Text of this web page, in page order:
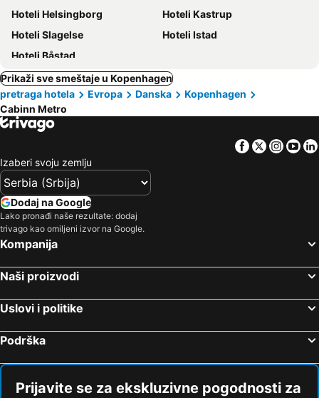
Hoteli Helsingborg
Hoteli Kastrup
Hoteli Slagelse
Hoteli Istad
Hoteli Båstad
Prikaži sve smeštaje u Kopenhagen
pretraga hotela
Evropa Danska
Kopenhagen
Cabinn Metro
Facebook
Twitter
Izaberi svoju zemlju
Dodaj na Google
Lako pronađi naše rezultate: dodaj
trivago kao omiljeni izvor na Google.
Kompanija
Naši proizvodi
Uslovi i politike
Podrška
Prijavite se za ekskluzivne pogodnosti za